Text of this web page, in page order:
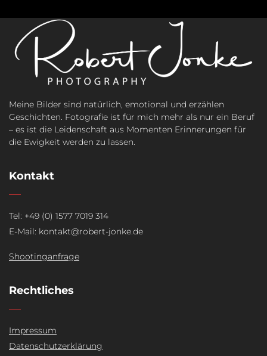
Meine Bilder sind natürlich, emotional und erzählen
Geschichten. Fotografie ist für mich mehr als nur ein Beruf
– es ist die Leidenschaft aus Momenten Erinnerungen für
die Ewigkeit werden zu lassen.
Kontakt
Tel: +49 (0) 1577 7019 314
E-Mail: kontakt@robert-jonke.de
Shootinganfrage
Rechtliches
Impressum
Datenschutzerklärung